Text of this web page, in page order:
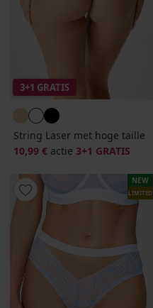
3+1 GRATIS
String Laser met hoge taille
10,99 € actie 3+1 GRATIS
NEW
LIMITED